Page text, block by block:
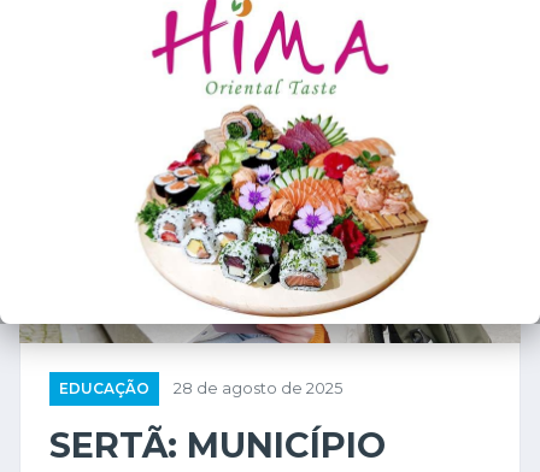
EDUCAÇÃO 28 de agosto de 2025
SERTÃ: MUNICÍPIO